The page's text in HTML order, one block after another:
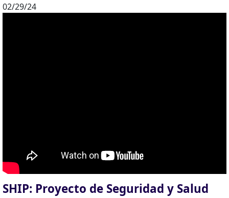
02/29/24
SHIP: Proyecto de Seguridad y Salud